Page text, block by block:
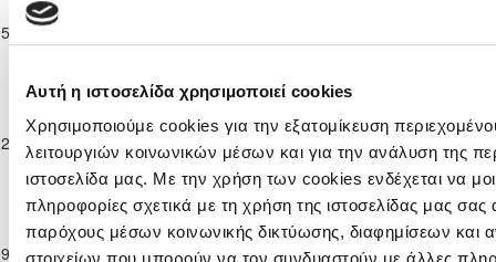
Αυτή η ιστοσελίδα χρησιμοποιεί cookies
Χρησιμοποιούμε cookies για την εξατομίκευση
λειτουργιών κοινωνικών μέσων και για την ανάλυση της
ιστοσελίδα μας. Με την χρήση των cookies ενδέχεται να
πληροφορίες σχετικά με τη χρήση της ιστοσελίδας μας
παρόχους μέσων κοινωνικής δικτύωσης, διαφημίσεων και
11-2022
ΑΚΡΩΤΗΡΙΟΥ
ΠΟΛΕΜΙΔΙΩΝ
11-2022
Παγκύπριο
Πρωτάθλημα
Γ΄
Κατηγορίας
2022/23
Ε. Ν. ΘΟΙ
ΛΑΚΑΤΑΜΙΑΣ
ΑΠΕΑ
ΑΚΡΩΤΗΡΙΟΥ
96'
11-2022
Παγκύπριο
Πρωτάθλημα
Γ΄
ΑΠΕΑ0 2ΑΣΙΛ ΛΥΣΗΣ 90'